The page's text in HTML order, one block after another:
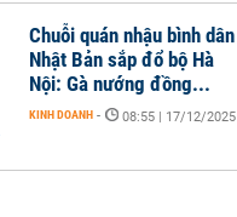
Chuỗi quán nhậu bình dân
Nhật Bản sắp đổ bộ Hà
Nội: Gà nướng đồng...
KINH DOANH - 08:55 | 17/12/2025